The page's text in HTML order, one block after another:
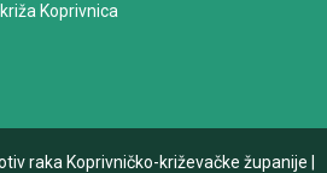
Koprivnica
raka Koprivničko-križevačke županije